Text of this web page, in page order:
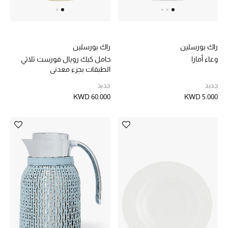
إكسسوارات للرجال
مجوهرات فاخرة للأطفال
راك بورسلين
وعاء أمارا
جديد
KWD 5.000
راك بورسلين
حامل كيك رويال فورست ثلاثي
الطبقات بجزء معدني
جديد
KWD 60.000